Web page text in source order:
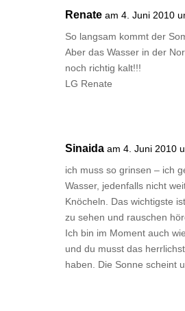
Renate am 4. Juni 2010
So langsam kommt der
Aber das Wasser in der
noch richtig kalt!!!
LG Renate
Sinaida am 4. Juni 2010
ich muss so grinsen – ich
Wasser, jedenfalls nicht
Knöcheln. Das wichtigste
zu sehen und rauschen
Ich bin im Moment auch
und du musst das
haben. Die Sonne scheint